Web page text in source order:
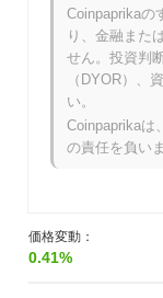
価格変動：
0.41%
として位置付け
クチェーンエコ
ーチが、進化す
す。
Rabbi
ったのか？
Rabbi Schlomo
トネットを立ち
ができるように
Coinpaprikaの
り、金融また
せん。投資判
（DYOR）、
い。
Coinpaprikaは
の責任を負い